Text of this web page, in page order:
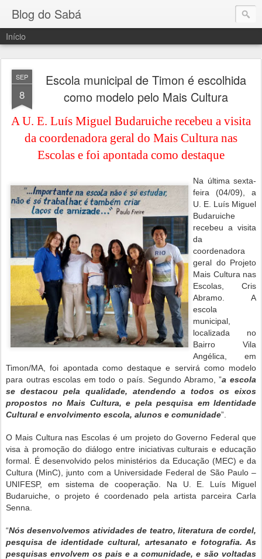
Blog do Sabá
Início
SEP
8
Escola municipal de Timon é escolhida
como modelo pelo Mais Cultura
A U. E. Luís Miguel Budaruiche recebeu a visita
da coordenadora geral do Mais Cultura nas
Escolas e foi apontada como destaque
Na última sexta-
feira (04/09), a
U. E. Luís Miguel
Budaruiche
recebeu a visita
da
coordenadora
geral do Projeto
Mais Cultura nas
Escolas, Cris
Abramo. A
escola
municipal,
localizada no
Bairro Vila
Angélica, em
Timon/MA, foi apontada como destaque e servirá como modelo
para outras escolas em todo o país. Segundo Abramo, ”a escola
se destacou pela qualidade, atendendo a todos os eixos
propostos no Mais Cultura, e pela pesquisa em Identidade
Cultural e envolvimento escola, alunos e comunidade”.
O Mais Cultura nas Escolas é um projeto do Governo Federal que
visa à promoção do diálogo entre iniciativas culturais e educação
formal. É desenvolvido pelos ministérios da Educação (MEC) e da
Cultura (MinC), junto com a Universidade Federal de São Paulo –
UNIFESP, em sistema de cooperação. Na U. E. Luís Miguel
Budaruiche, o projeto é coordenado pela artista parceira Carla
Senna.
“Nós desenvolvemos atividades de teatro, literatura de cordel,
pesquisa de identidade cultural, artesanato e fotografia. As
pesquisas envolvem os pais e a comunidade, e são voltadas